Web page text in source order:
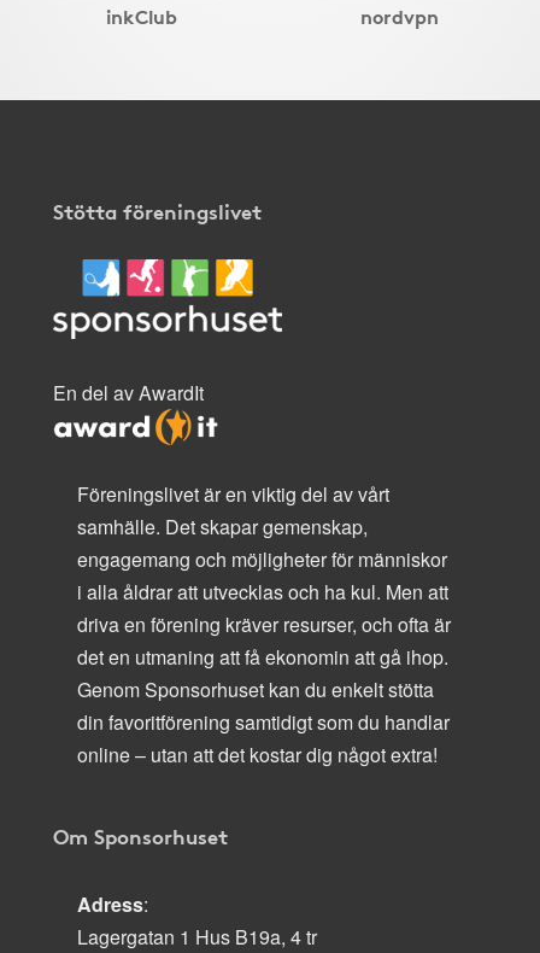
inkClub nordvpn
Stötta föreningslivet
En del av AwardIt
Föreningslivet är en viktig del av vårt
samhälle. Det skapar gemenskap,
engagemang och möjligheter för människor
i alla åldrar att utvecklas och ha kul. Men att
driva en förening kräver resurser, och ofta är
det en utmaning att få ekonomin att gå ihop.
Genom Sponsorhuset kan du enkelt stötta
din favoritförening samtidigt som du handlar
online – utan att det kostar dig något extra!
Om Sponsorhuset
Adress:
Lagergatan 1 Hus B19a, 4 tr